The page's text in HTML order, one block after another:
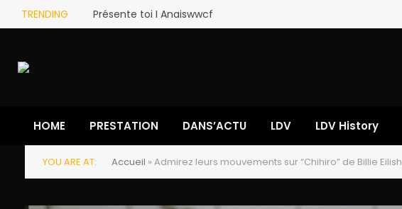
TRENDING Présente toi I Anaiswwcf
HOME PRESTATION DANS’ACTU LDV LDV History
YOU ARE AT: Accueil » Admirez leurs mouvements sur “Chihiro” de Billie Eilish